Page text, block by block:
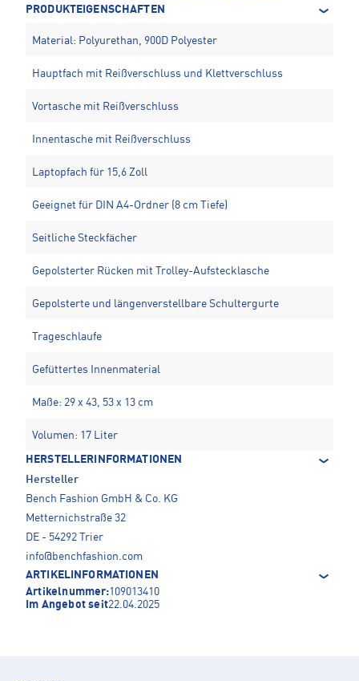
PRODUKTEIGENSCHAFTEN
Material: Polyurethan, 900D Polyester
Hauptfach mit Reißverschluss und Klettverschluss
Vortasche mit Reißverschluss
Innentasche mit Reißverschluss
Laptopfach für 15,6 Zoll
Geeignet für DIN A4-Ordner (8 cm Tiefe)
Seitliche Steckfächer
Gepolsterter Rücken mit Trolley-Aufstecklasche
Gepolsterte und längenverstellbare Schultergurte
Trageschlaufe
Gefüttertes Innenmaterial
Maße: 29 x 43, 53 x 13 cm
Volumen: 17 Liter
HERSTELLERINFORMATIONEN
Hersteller
Bench Fashion GmbH & Co. KG
Metternichstraße 32
DE - 54292 Trier
info@benchfashion.com
ARTIKELINFORMATIONEN
Artikelnummer:109013410
Im Angebot seit22.04.2025